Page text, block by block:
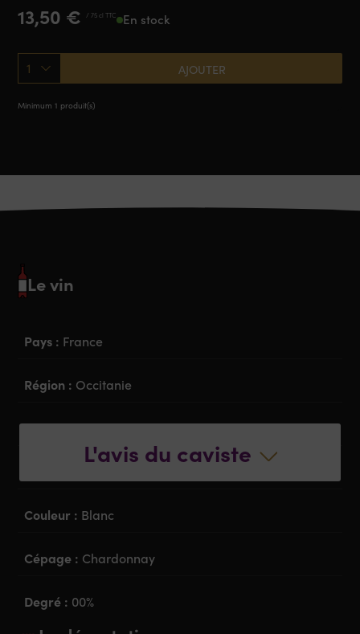
13,50 € / 75 cl TTC En stock
1 AJOUTER
Minimum 1 produit(s)
L'avis du caviste
Le vin
Pays : France
Région : Occitanie
Appellation :Vin de France
Couleur : Blanc
Cépage : Chardonnay
Degré : 00%